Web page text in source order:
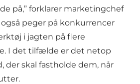
på,” forklarer marketingchef
peger på konkurrencer
i jagten på flere
I det tilfælde er det netop
der skal fastholde dem, når